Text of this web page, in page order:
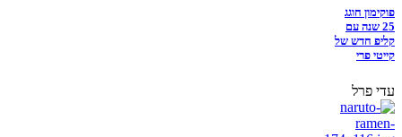
פוקימון חוגג
25 שנה עם
קליפ חדש של
קייטי פרי
עדי פרל